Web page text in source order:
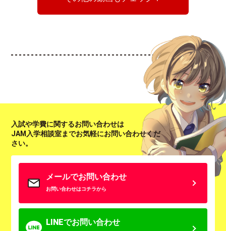
入試や学費に関するお問い合わせは
JAM入学相談室までお気軽にお問い合わせくだ
さい。
メールでお問い合わせ
お問い合わせはコチラから
LINEでお問い合わせ